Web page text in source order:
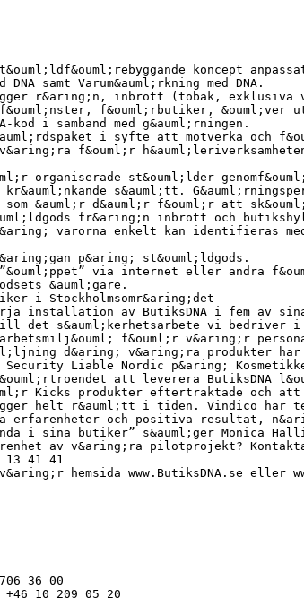
koncept
samt Varum&auml;rkning med DNA.
r&aring;n, inbrott (tobak, exklusiva
f&ouml;rbutiker, &ouml;ver
i samband med g&auml;rningen.
i syfte att motverka och
f&ouml;r
organiserade st&ouml;lder
s&auml;tt.
&auml;r d&auml;r f&ouml;r att
fr&aring;n inbrott och
varorna enkelt kan identifieras
p&aring; st&ouml;ldgods.
”&ouml;ppet” via internet eller andra
&auml;gare.
i Stockholmsomr&aring;det
installation av ButiksDNA i fem av
till det s&auml;kerhetsarbete vi
f&ouml;r v&aring;r
d&aring; v&aring;ra produkter
Security Liable Nordic p&aring;
att leverera ButiksDNA
Kicks produkter eftertraktade och att
helt r&auml;tt i tiden. Vindico har
erfarenheter och positiva resultat,
i sina butiker” s&auml;ger Monica
av v&aring;ra pilotprojekt?
41 41
hemsida www.ButiksDNA.se eller
36 00
10 209 05 20